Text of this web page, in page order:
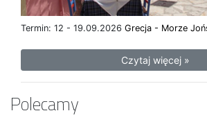
Termin: 12 - 19.09.2026 Grecja - Morze
Czytaj więcej »
Polecamy